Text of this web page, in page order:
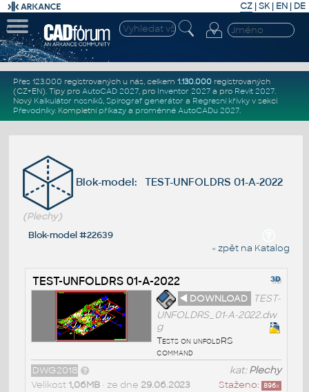
CZ | SK| EN | DE
Přes 123.000 registrovaných u nás, celkem 1.130.000registrovaných
(CZ+EN). Tipy pro AutoCAD 2027, pro Inventor 2027a pro Revit 2027.
Nový Kalkulátor nosníků, Spirograf generátor a Regresní křivkyv sekci
Převodníky. Kompletní příkazya proměnné AutoCADu 2027.
Blok-model: TEST-UNFOLDRS 01-A-2022
(Plechy)
Blok-model #22639
« zpět na Katalog
TEST-UNFOLDRS 01-A-2022
◄ DOWNLOAD
TEST-
UNFOLDRS_01-A-2022.dw
g
Tests on unfoldRS
command
kat:Plechy
DWG2018
Staženo: 896x
Velikost 1,06MB• ze dne 29.06.2023